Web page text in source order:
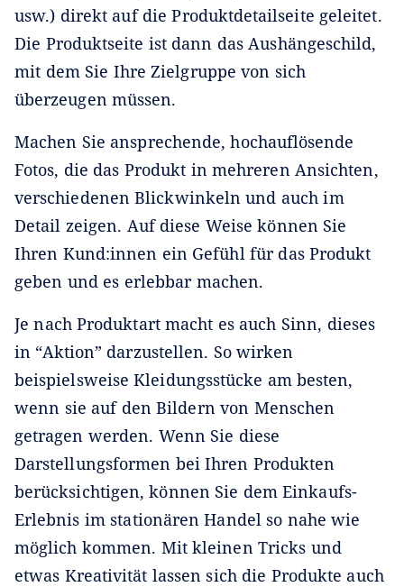
usw.) direkt auf die Produktdetailseite geleitet.
Die Produktseite ist dann das Aushängeschild,
mit dem Sie Ihre Zielgruppe von sich
überzeugen müssen.
Machen Sie ansprechende, hochauflösende
Fotos, die das Produkt in mehreren Ansichten,
verschiedenen Blickwinkeln und auch im
Detail zeigen. Auf diese Weise können Sie
Ihren Kund:innen ein Gefühl für das Produkt
geben und es erlebbar machen.
Je nach Produktart macht es auch Sinn, dieses
in “Aktion” darzustellen. So wirken
beispielsweise Kleidungsstücke am besten,
wenn sie auf den Bildern von Menschen
getragen werden. Wenn Sie diese
Darstellungsformen bei Ihren Produkten
berücksichtigen, können Sie dem Einkaufs-
Erlebnis im stationären Handel so nahe wie
möglich kommen. Mit kleinen Tricks und
etwas Kreativität lassen sich die Produkte auch